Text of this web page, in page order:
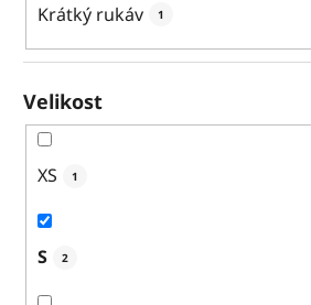
Krátký rukáv 1
Velikost
XS 1
S 2